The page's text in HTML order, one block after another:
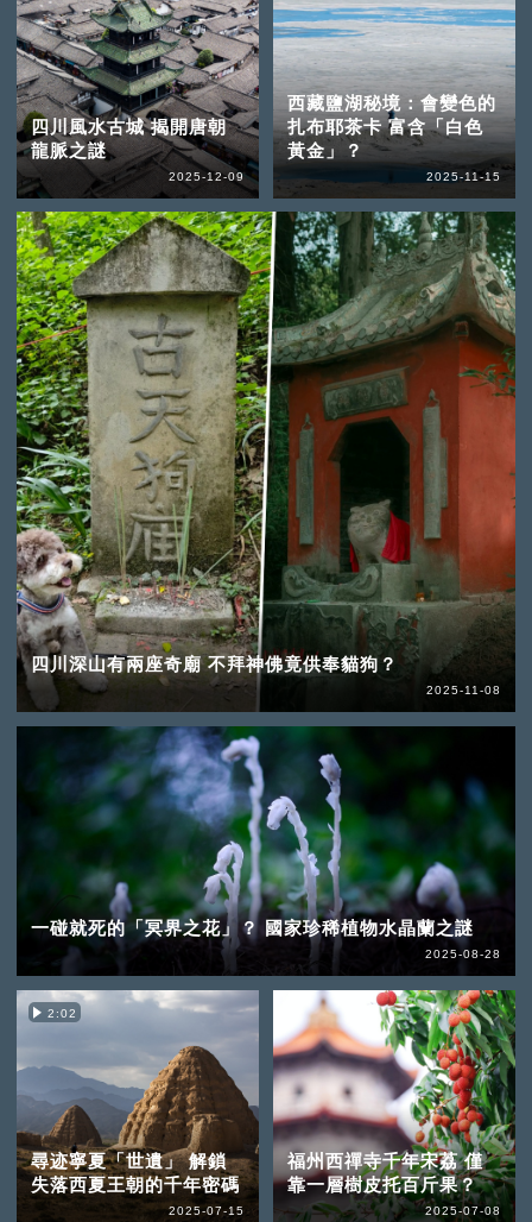
四川風水古城 揭開唐朝
龍脈之謎
2025-12-09
西藏鹽湖秘境：會變色的
扎布耶茶卡 富含「白色
黃金」？
2025-11-15
四川深山有兩座奇廟 不拜神佛竟供奉貓狗？
2025-11-08
一碰就死的「冥界之花」？ 國家珍稀植物水晶蘭之謎
2025-08-28
2:02
尋迹寧夏「世遺」 解鎖
失落西夏王朝的千年密碼
2025-07-15
福州西禪寺千年宋荔 僅
靠一層樹皮托百斤果？
2025-07-08